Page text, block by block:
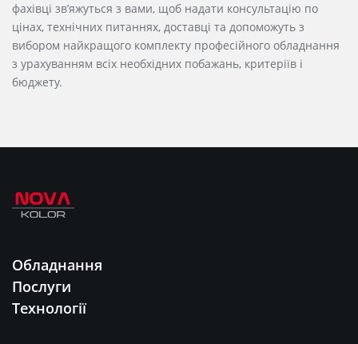
фахівці зв’яжуться з вами, щоб надати консультацію по
цінах, технічних питаннях, доставці та допоможуть з
вибором найкращого комплекту професійного обладнання
з урахуванням всіх необхідних побажань, критеріїв і
бюджету.
Обладнання
Послуги
Технології